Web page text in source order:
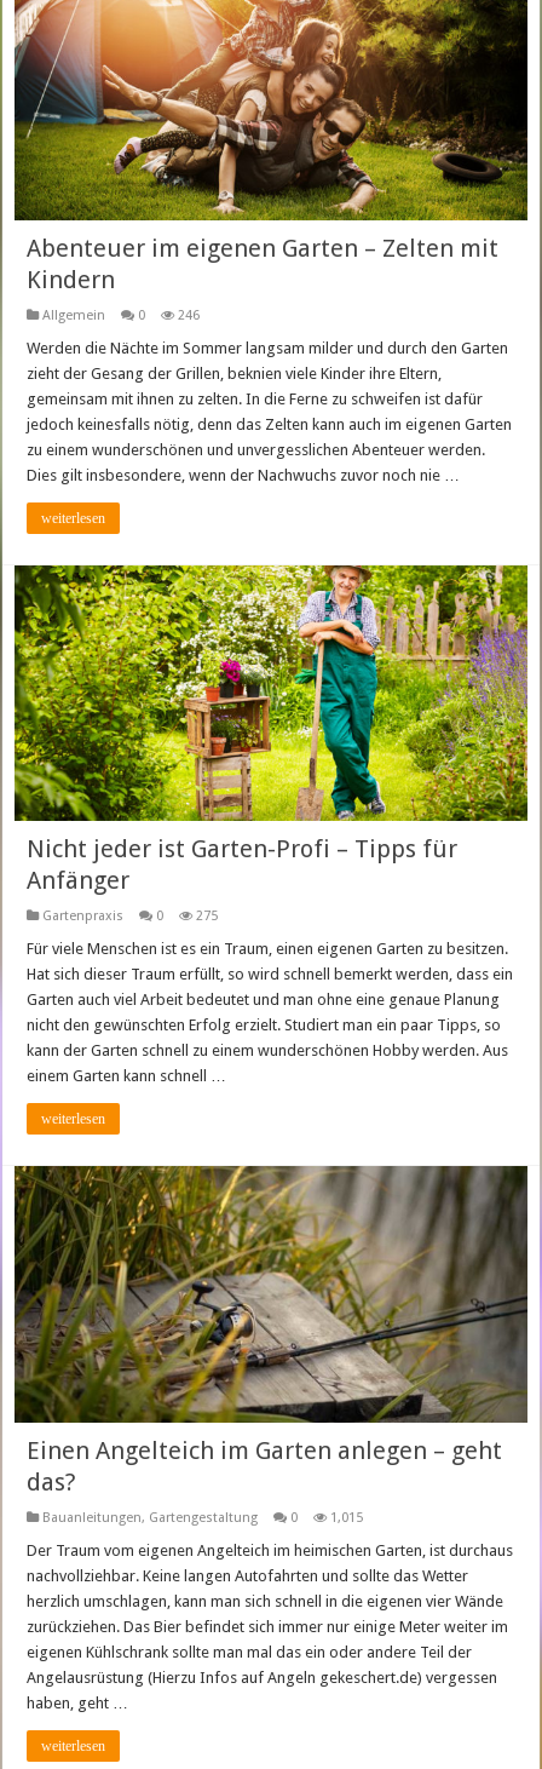
Abenteuer im eigenen Garten – Zelten mit
Kindern
Allgemein 0 246
Werden die Nächte im Sommer langsam milder und durch den Garten
zieht der Gesang der Grillen, beknien viele Kinder ihre Eltern,
gemeinsam mit ihnen zu zelten. In die Ferne zu schweifen ist dafür
jedoch keinesfalls nötig, denn das Zelten kann auch im eigenen Garten
zu einem wunderschönen und unvergesslichen Abenteuer werden.
Dies gilt insbesondere, wenn der Nachwuchs zuvor noch nie …
weiterlesen
Nicht jeder ist Garten-Profi – Tipps für
Anfänger
Gartenpraxis 0 275
Für viele Menschen ist es ein Traum, einen eigenen Garten zu besitzen.
Hat sich dieser Traum erfüllt, so wird schnell bemerkt werden, dass ein
Garten auch viel Arbeit bedeutet und man ohne eine genaue Planung
nicht den gewünschten Erfolg erzielt. Studiert man ein paar Tipps, so
kann der Garten schnell zu einem wunderschönen Hobby werden. Aus
einem Garten kann schnell …
weiterlesen
Einen Angelteich im Garten anlegen – geht
das?
Bauanleitungen, Gartengestaltung 0 1,015
Der Traum vom eigenen Angelteich im heimischen Garten, ist durchaus
nachvollziehbar. Keine langen Autofahrten und sollte das Wetter
herzlich umschlagen, kann man sich schnell in die eigenen vier Wände
zurückziehen. Das Bier befindet sich immer nur einige Meter weiter im
eigenen Kühlschrank sollte man mal das ein oder andere Teil der
Angelausrüstung (Hierzu Infos auf Angeln gekeschert.de) vergessen
haben, geht …
weiterlesen